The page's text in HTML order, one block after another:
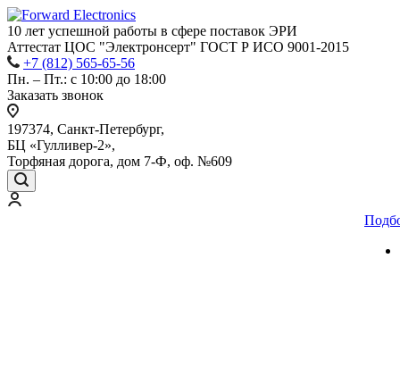
10 лет успешной работы в сфере поставок ЭРИ
Аттестат ЦОС "Электронсерт" ГОСТ Р ИСО 9001-2015
+7 (812) 565-65-56
Пн. – Пт.: с 10:00 до 18:00
Заказать звонок
197374, Санкт-Петербург,
БЦ «Гулливер-2»,
Торфяная дорога, дом 7-Ф, оф. №609